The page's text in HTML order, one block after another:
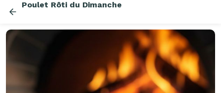
Poulet Rôti du Dimanche